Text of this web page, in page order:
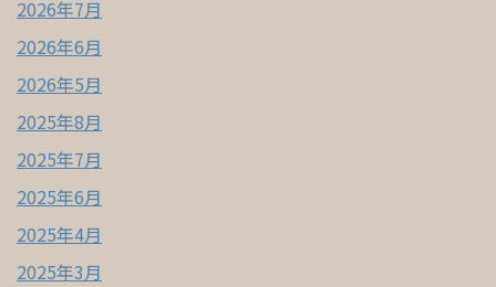
2026年7月
2026年6月
2026年5月
2025年8月
2025年7月
2025年6月
2025年4月
2025年3月